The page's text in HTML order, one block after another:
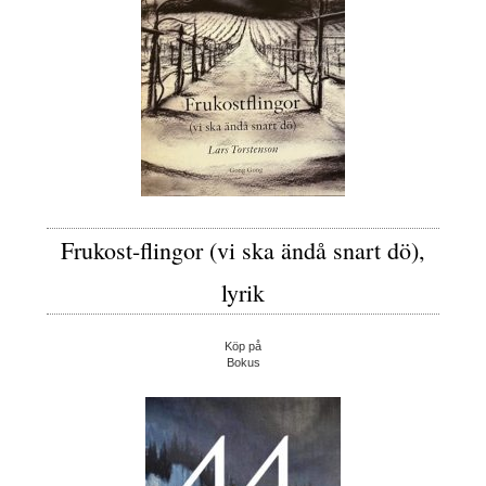
Frukost-flingor (vi ska ändå snart dö),
lyrik
Köp på
Bokus